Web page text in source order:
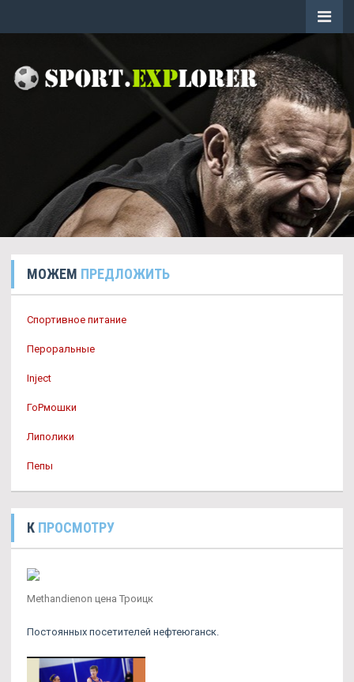
МОЖЕМ ПРЕДЛОЖИТЬ
Спортивное питание
Пероральные
Inject
ГоРмошки
Липолики
Пепы
К ПРОСМОТРУ
Methandienon цена Троицк
Постоянных посетителей нефтеюганск.